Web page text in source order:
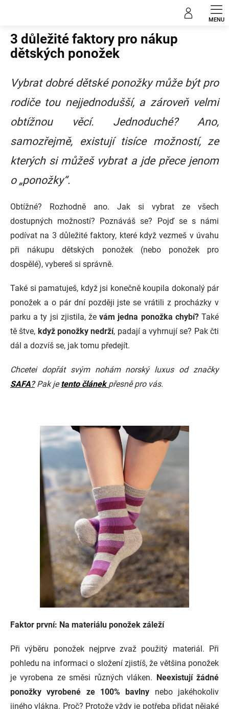
3 důležité faktory pro nákup
dětských ponožek
Vybrat dobré dětské ponožky může být pro
rodiče tou nejjednodušší, a zároveň velmi
obtížnou věcí. Jednoduché? Ano,
samozřejmě, existují tisíce možností, ze
kterých si můžeš vybrat a jde přece jenom
o „ponožky“.
Obtížné? Rozhodně ano. Jak si vybrat ze všech
dostupných možností? Poznáváš se? Pojď se s námi
podívat na 3 důležité faktory, které když vezmeš v úvahu
při nákupu dětských ponožek (nebo ponožek pro
dospělé), vybereš si správně.
Také si pamatuješ, když jsi konečně koupila dokonalý pár
ponožek a o pár dní později jste se vrátili z procházky v
parku a ty jsi zjistila, ževám jedna ponožka chybí?Také
tě štve, když ponožky nedrží, padají a vyhrnují se? Pak čti
dál a dozvíš se, jak tomu předejít.
Chcetei dopřát svým nohám norský luxus od značky
SAFA?Pak jetento článek přesně pro vás.
Faktor první: Na materiálu ponožek záleží
Při výběru ponožek nejprve zvaž použitý materiál. Při
pohledu na informaci o složení zjistíš, že většina ponožek
je vyrobena ze směsi různých vláken. Neexistují žádné
ponožky vyrobené ze 100% bavlny nebo jakéhokoliv
jiného vlákna. Proč? Protože vždy je potřeba přidat nějaké